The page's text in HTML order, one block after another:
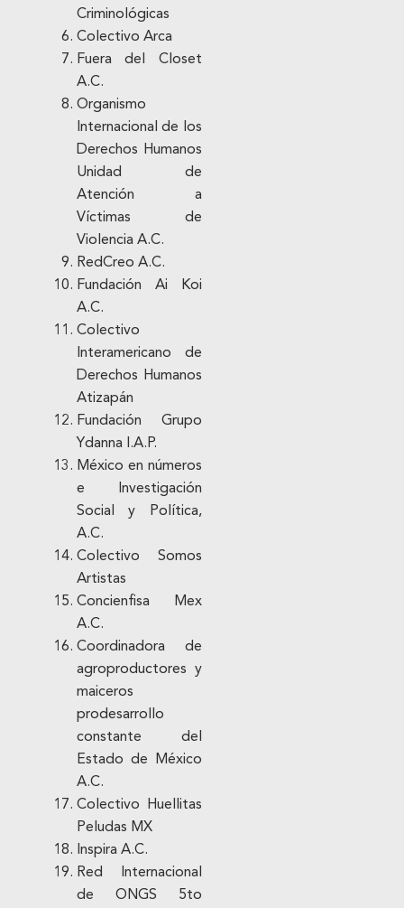
Criminológicas
Colectivo Arca
Fuera del Closet
A.C.
Organismo
Internacional de los
Derechos Humanos
Unidad de
Atención a
Víctimas de
Violencia A.C.
RedCreo A.C.
Fundación Ai Koi
A.C.
Colectivo
Interamericano de
Derechos Humanos
Atizapán
Fundación Grupo
Ydanna I.A.P.
México en números
e Investigación
Social y Política,
A.C.
Colectivo Somos
Artistas
Concienfisa Mex
A.C.
Coordinadora de
agroproductores y
maiceros
prodesarrollo
constante del
Estado de México
A.C.
Colectivo Huellitas
Peludas MX
Inspira A.C.
Red Internacional
de ONGS 5to